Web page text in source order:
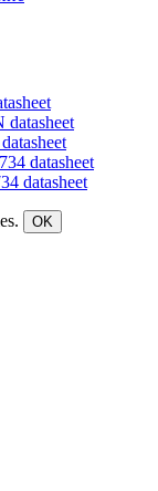
datasheet
datasheet
datasheet
OK